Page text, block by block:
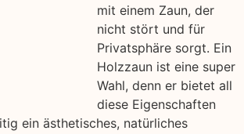
mit einem Zaun, der
nicht stört und für
Privatsphäre sorgt. Ein
Holzzaun ist eine super
Wahl, denn er bietet all
diese Eigenschaften
ein ästhetisches, natürliches